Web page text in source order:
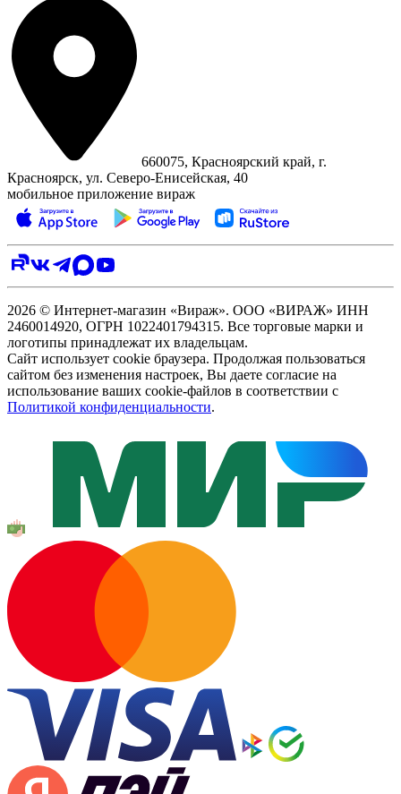
660075, Красноярский край, г.
Красноярск, ул. Северо‑Енисейская, 40
мобильное приложение вираж
2026 © Интернет-магазин «Вираж». ООО «ВИРАЖ» ИНН
2460014920, ОГРН 1022401794315. Все торговые марки и
логотипы принадлежат их владельцам.
Сайт использует cookie браузера. Продолжая пользоваться
сайтом без изменения настроек, Вы даете согласие на
использование ваших cookie-файлов в соответствии с
Политикой конфиденциальности.